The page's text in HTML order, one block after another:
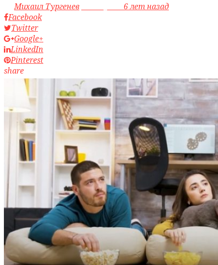
byМихаил Тургенев
6 лет назад
Facebook
Twitter
Google+
LinkedIn
Pinterest
share